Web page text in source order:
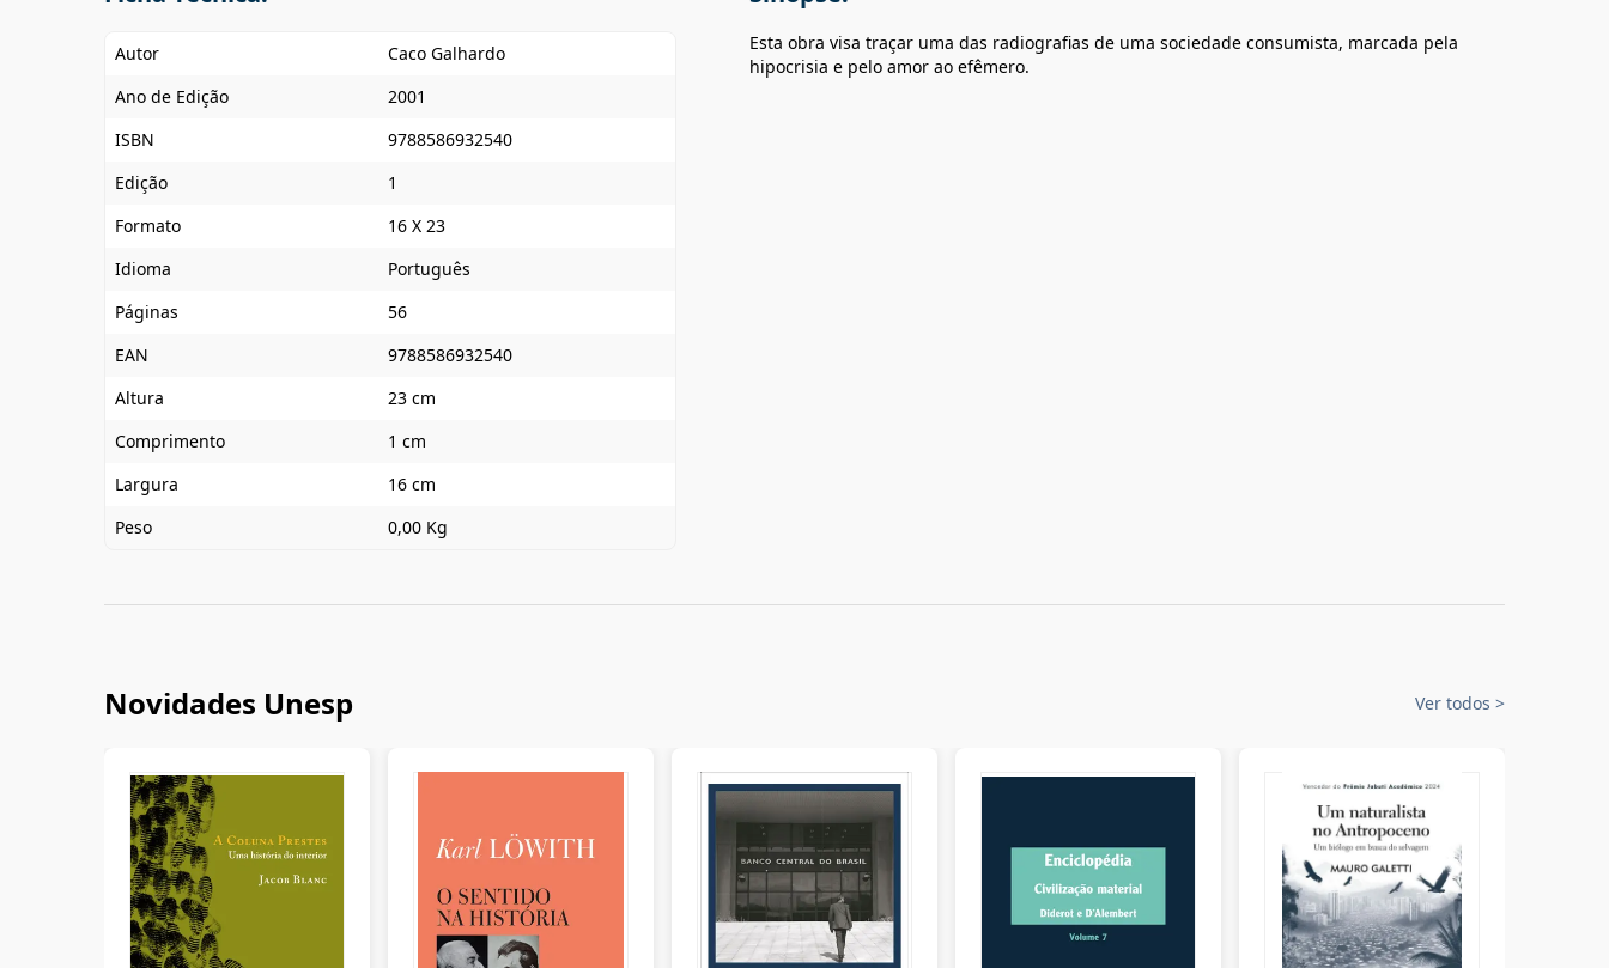
Autor
Caco Galhardo
Ano de Edição
2001
ISBN
9788586932540
Edição
1
Formato
16 X 23
Idioma
Português
Páginas
56
EAN
9788586932540
Altura
23 cm
Comprimento
1 cm
Largura
16 cm
Peso
0,00 Kg
Esta obra visa traçar uma das radiografias de uma sociedade consumista, marcada pela
hipocrisia e pelo amor ao efêmero.
Novidades Unesp Ver todos >